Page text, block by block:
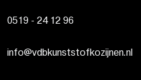
0519 - 24 12 96
info@vdbkunststofkozijnen.nl